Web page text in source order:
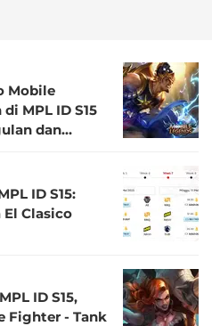
Mobile
MPL ID S15
dan
ID S15:
El Clasico
ID S15,